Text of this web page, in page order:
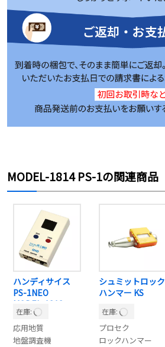
MODEL-1814 PS-1の関連商品
ハンディサイス
PS-1NEO
MODEL-1818
在庫:
応用地質
地盤調査機
シュミットロック
ハンマー KS
在庫:
プロセク
ロックハンマー